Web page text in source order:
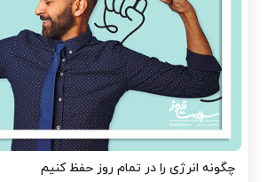
چگونه انرژی را در تمام روز حفظ کنیم